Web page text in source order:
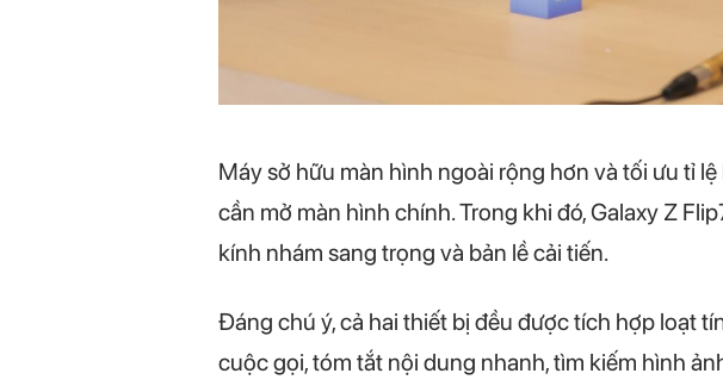
Máy sở hữu màn hình ngoài rộng hơn và tối ưu tỉ
cần mở màn hình chính. Trong khi đó, Galaxy Z
kính nhám sang trọng và bản lề cải tiến.
Đáng chú ý, cả hai thiết bị đều được tích hợp loạt
cuộc gọi, tóm tắt nội dung nhanh, tìm kiếm hình